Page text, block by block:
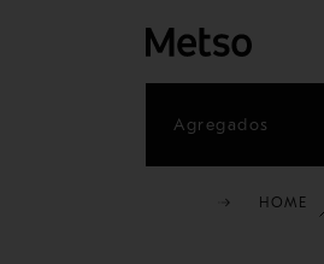
Agregados
HOME